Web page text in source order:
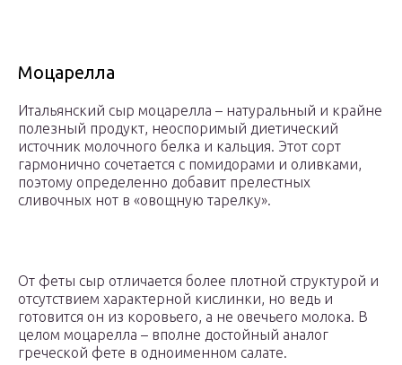
Моцарелла
Итальянский сыр моцарелла – натуральный и крайне
полезный продукт, неоспоримый диетический
источник молочного белка и кальция. Этот сорт
гармонично сочетается с помидорами и оливками,
поэтому определенно добавит прелестных
сливочных нот в «овощную тарелку».
От феты сыр отличается более плотной структурой и
отсутствием характерной кислинки, но ведь и
готовится он из коровьего, а не овечьего молока. В
целом моцарелла – вполне достойный аналог
греческой фете в одноименном салате.